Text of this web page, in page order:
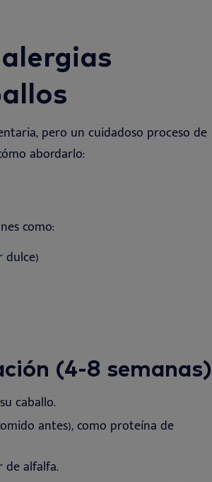
pero un cuidadoso proceso de
abordarlo:
como:
dulce)
(4-8 semanas)
caballo.
antes), como proteína de
alfalfa.